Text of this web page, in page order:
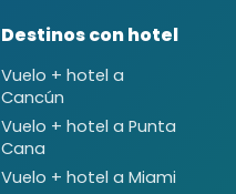
Destinos con hotel
Vuelo + hotel a
Cancún
Vuelo + hotel a Punta
Cana
Vuelo + hotel a Miami